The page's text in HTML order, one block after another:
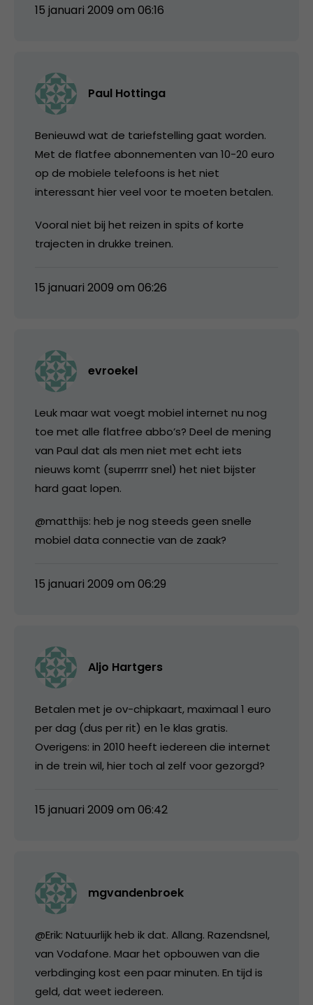
15 januari 2009 om 06:16
Paul Hottinga
Benieuwd wat de tariefstelling gaat worden.
Met de flatfee abonnementen van 10-20 euro
op de mobiele telefoons is het niet
interessant hier veel voor te moeten betalen.
Vooral niet bij het reizen in spits of korte
trajecten in drukke treinen.
15 januari 2009 om 06:26
evroekel
Leuk maar wat voegt mobiel internet nu nog
toe met alle flatfree abbo’s? Deel de mening
van Paul dat als men niet met echt iets
nieuws komt (superrrr snel) het niet bijster
hard gaat lopen.
@matthijs: heb je nog steeds geen snelle
mobiel data connectie van de zaak?
15 januari 2009 om 06:29
Aljo Hartgers
Betalen met je ov-chipkaart, maximaal 1 euro
per dag (dus per rit) en 1e klas gratis.
Overigens: in 2010 heeft iedereen die internet
in de trein wil, hier toch al zelf voor gezorgd?
15 januari 2009 om 06:42
mgvandenbroek
@Erik: Natuurlijk heb ik dat. Allang. Razendsnel,
van Vodafone. Maar het opbouwen van die
verbdinging kost een paar minuten. En tijd is
geld, dat weet iedereen.